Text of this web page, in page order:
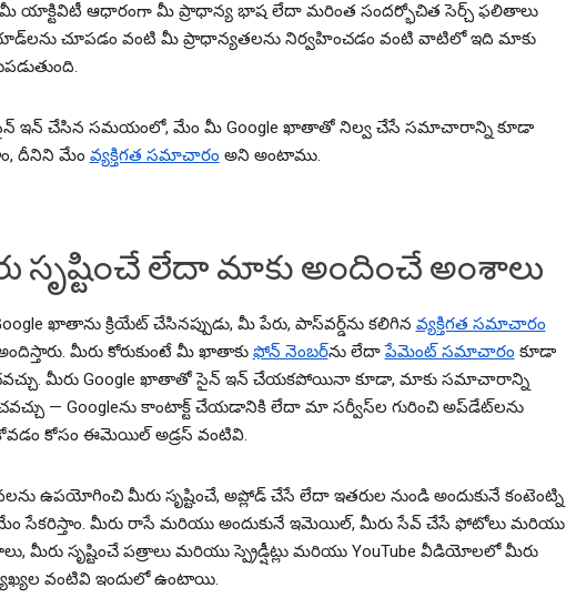
మీ యాక్టివిటీ ఆధారంగా మీ ప్రాధాన్య భాష లేదా మరింత సందర్భోచిత సెర్చ్ ఫలితాలు
చూపడం వంటి మీ ప్రాధాన్యతలను నిర్వహించడం వంటి వాటిలో ఇది మాకు
ఇన్ చేసిన సమయంలో, మేం మీ Google ఖాతాతో నిల్వ చేసే సమాచారాన్ని కూడా
దీనిని మేం వ్యక్తిగత సమాచారం అని అంటాము.
సృష్టించే లేదా మాకు అందించే అంశాలు
ఖాతాను క్రియేట్ చేసినప్పుడు, మీ పేరు, పాస్‌వర్డ్‌ను కలిగిన వ్యక్తిగత సమాచారం
మీరు కోరుకుంటే మీ ఖాతాకు ఫోన్ నెంబర్‌ను లేదాపేమెంట్ సమాచారం కూడా
మీరు Google ఖాతాతో సైన్ ఇన్ చేయకపోయినా కూడా, మాకు సమాచారాన్ని
— Googleను కాంటాక్ట్ చేయడానికి లేదా మా సర్వీస్‌ల గురించి అప్‌డేట్‌లను
కోసం ఈమెయిల్ అడ్రస్ వంటివి.
ఉపయోగించి మీరు సృష్టించే, అప్లోడ్ చేసే లేదా ఇతరుల నుండి అందుకునే కంటెంట్ని
సేకరిస్తాం. మీరు రాసే మరియు అందుకునే ఇమెయిల్, మీరు సేవ్ చేసే ఫోటోలు మరియు
మీరు సృష్టించే పత్రాలు మరియు స్ప్రెడ్షీట్లు మరియు YouTube వీడియోలలో మీరు
వంటివి ఇందులో ఉంటాయి.